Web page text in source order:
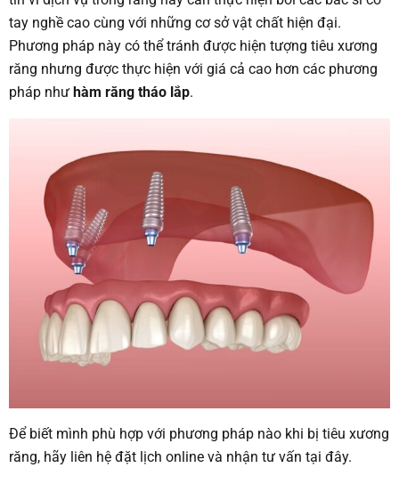
tay nghề cao cùng với những cơ sở vật chất hiện đại.
Phương pháp này có thể tránh được hiện tượng tiêu xương
răng nhưng được thực hiện với giá cả cao hơn các phương
pháp như hàm răng tháo lắp.
Để biết mình phù hợp với phương pháp nào khi bị tiêu xương
răng, hãy liên hệ đặt lịch online và nhận tư vấn tại đây.